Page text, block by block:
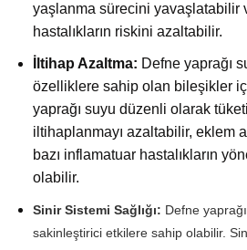
yaşlanma sürecini yavaşlatabilir
hastalıkların riskini azaltabilir.
İltihap Azaltma: Defne yaprağı
özelliklere sahip olan bileşikler
yaprağı suyu düzenli olarak
iltihaplanmayı azaltabilir, eklem
bazı inflamatuar hastalıkların
olabilir.
Sinir Sistemi Sağlığı: Defne
sakinleştirici etkilere sahip olabilir.